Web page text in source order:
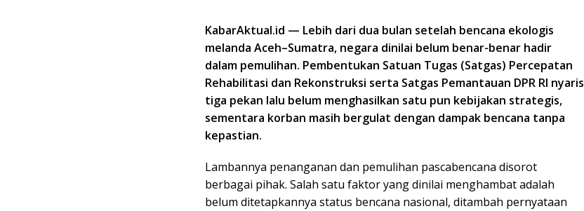
KabarAktual.id — Lebih dari dua bulan setelah bencana ekologis
melanda Aceh–Sumatra, negara dinilai belum benar-benar hadir
dalam pemulihan. Pembentukan Satuan Tugas (Satgas) Percepatan
Rehabilitasi dan Rekonstruksi serta Satgas Pemantauan DPR RI nyaris
tiga pekan lalu belum menghasilkan satu pun kebijakan strategis,
sementara korban masih bergulat dengan dampak bencana tanpa
kepastian.
Lambannya penanganan dan pemulihan pascabencana disorot
berbagai pihak. Salah satu faktor yang dinilai menghambat adalah
belum ditetapkannya status bencana nasional, ditambah pernyataan